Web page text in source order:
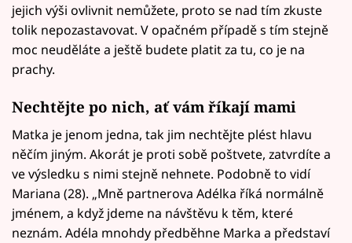
jejich výši ovlivnit nemůžete, proto se nad tím zkuste
tolik nepozastavovat. V opačném případě s tím stejně
moc neuděláte a ještě budete platit za tu, co je na
prachy.
Nechtějte po nich, ať vám říkají mami
Matka je jenom jedna, tak jim nechtějte plést hlavu
něčím jiným. Akorát je proti sobě poštvete, zatvrdíte a
ve výsledku s nimi stejně nehnete. Podobně to vidí
Mariana (28). „Mně partnerova Adélka říká normálně
jménem, a když jdeme na návštěvu k těm, které
neznám. Adéla mnohdy předběhne Marka a představí